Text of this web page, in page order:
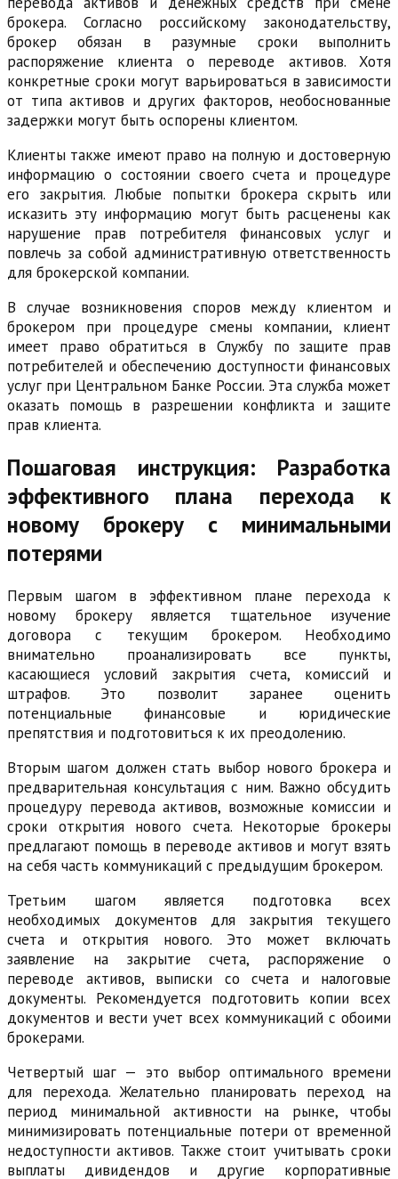
брокера. Согласно российскому законодательству,
брокер обязан в разумные сроки выполнить
распоряжение клиента о переводе активов. Хотя
конкретные сроки могут варьироваться в зависимости
от типа активов и других факторов, необоснованные
задержки могут быть оспорены клиентом.
Клиенты также имеют право на полную и достоверную
информацию о состоянии своего счета и процедуре
его закрытия. Любые попытки брокера скрыть или
исказить эту информацию могут быть расценены как
нарушение прав потребителя финансовых услуг и
повлечь за собой административную ответственность
для брокерской компании.
В случае возникновения споров между клиентом и
брокером при процедуре смены компании, клиент
имеет право обратиться в Службу по защите прав
потребителей и обеспечению доступности финансовых
услуг при Центральном Банке России. Эта служба может
оказать помощь в разрешении конфликта и защите
прав клиента.
Пошаговая инструкция: Разработка
эффективного плана перехода к
новому брокеру с минимальными
потерями
Первым шагом в эффективном плане перехода к
новому брокеру является тщательное изучение
договора с текущим брокером. Необходимо
внимательно проанализировать все пункты,
касающиеся условий закрытия счета, комиссий и
штрафов. Это позволит заранее оценить
потенциальные финансовые и юридические
препятствия и подготовиться к их преодолению.
Вторым шагом должен стать выбор нового брокера и
предварительная консультация с ним. Важно обсудить
процедуру перевода активов, возможные комиссии и
сроки открытия нового счета. Некоторые брокеры
предлагают помощь в переводе активов и могут взять
на себя часть коммуникаций с предыдущим брокером.
Третьим шагом является подготовка всех
необходимых документов для закрытия текущего
счета и открытия нового. Это может включать
заявление на закрытие счета, распоряжение о
переводе активов, выписки со счета и налоговые
документы. Рекомендуется подготовить копии всех
документов и вести учет всех коммуникаций с обоими
брокерами.
Четвертый шаг — это выбор оптимального времени
для перехода. Желательно планировать переход на
период минимальной активности на рынке, чтобы
минимизировать потенциальные потери от временной
недоступности активов. Также стоит учитывать сроки
выплаты дивидендов и другие корпоративные